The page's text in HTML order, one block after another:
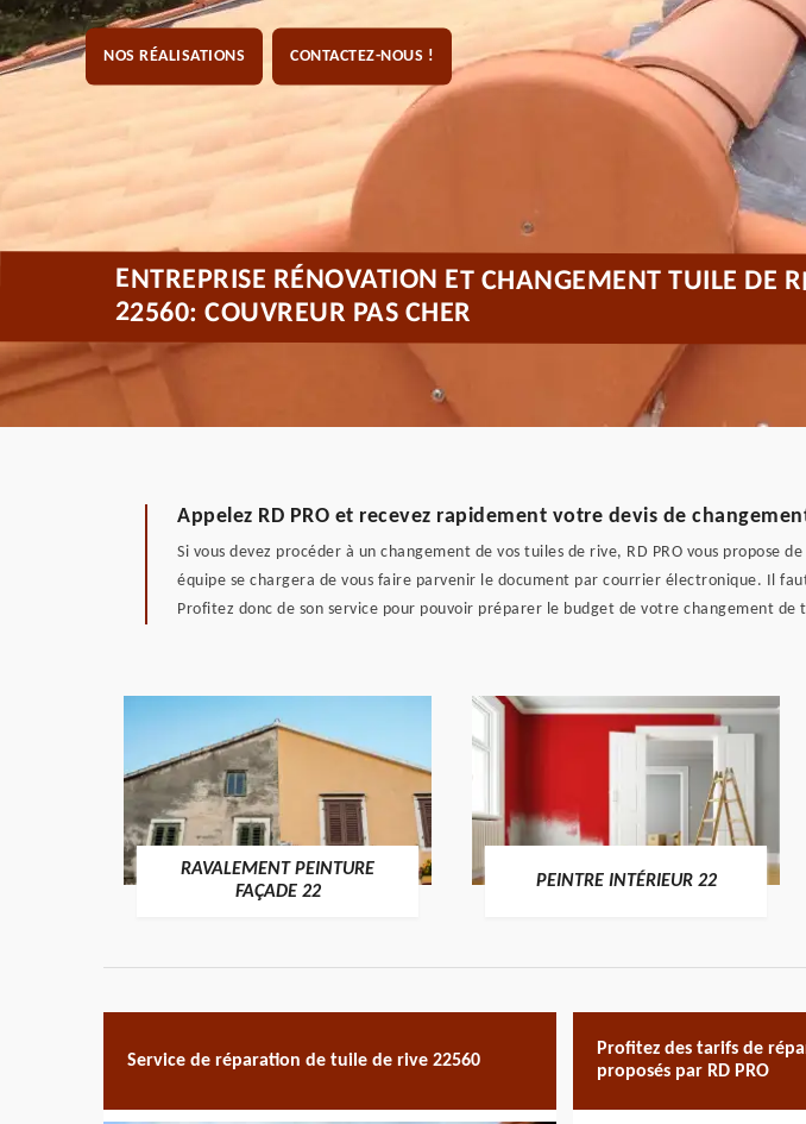
NOS RÉALISATIONS CONTACTEZ-NOUS !
ENTREPRISE RÉNOVATION ET CHANGEMENT TUILE DE
22560: COUVREUR PAS CHER
Appelez RD PRO et recevez rapidement votre devis de
Si vous devez procéder à un changement de vos tuiles de rive, RD PRO vous propose
équipe se chargera de vous faire parvenir le document par courrier électronique. Il
Profitez donc de son service pour pouvoir préparer le budget de votre changement de
RAVALEMENT PEINTURE
FAÇADE 22
PEINTRE INTÉRIEUR 22
Service de réparation de tuile de rive 22560
Profitez des tarifs de
proposés par RD PRO